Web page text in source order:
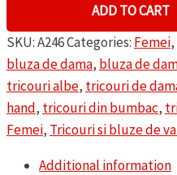
DAMA
DE
VARA
LAURA
TORELLI
ADD TO CART
SKU:A246Categories: Femei,
bluza de dama, bluza de
tricouri albe, tricouri de
hand, tricouri din bumbac,
Femei, Tricouri si bluze de
Additional information